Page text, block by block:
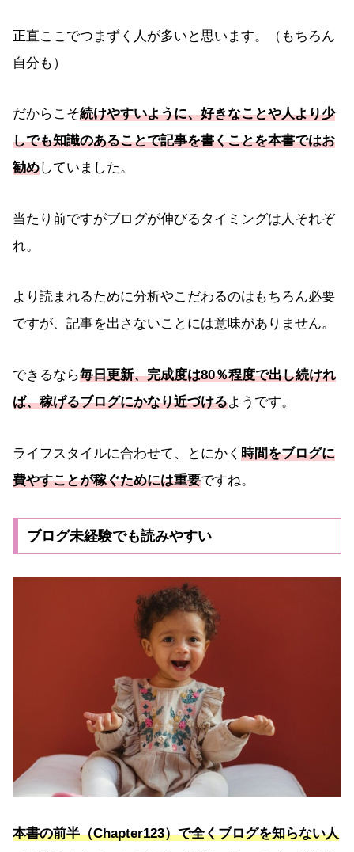
正直ここでつまずく人が多いと思います。（もちろん
自分も）
だからこそ続けやすいように、好きなことや人より少
しでも知識のあることで記事を書くことを本書ではお
勧めしていました。
当たり前ですがブログが伸びるタイミングは人それぞ
れ。
より読まれるために分析やこだわるのはもちろん必要
ですが、記事を出さないことには意味がありません。
できるなら毎日更新、完成度は80％程度で出し続けれ
ば、稼げるブログにかなり近づけるようです。
ライフスタイルに合わせて、とにかく 時間をブログに
費やすことが稼ぐためには重要ですね。
ブログ未経験でも読みやすい
本書の前半（Chapter123）で全くブログを知らない人